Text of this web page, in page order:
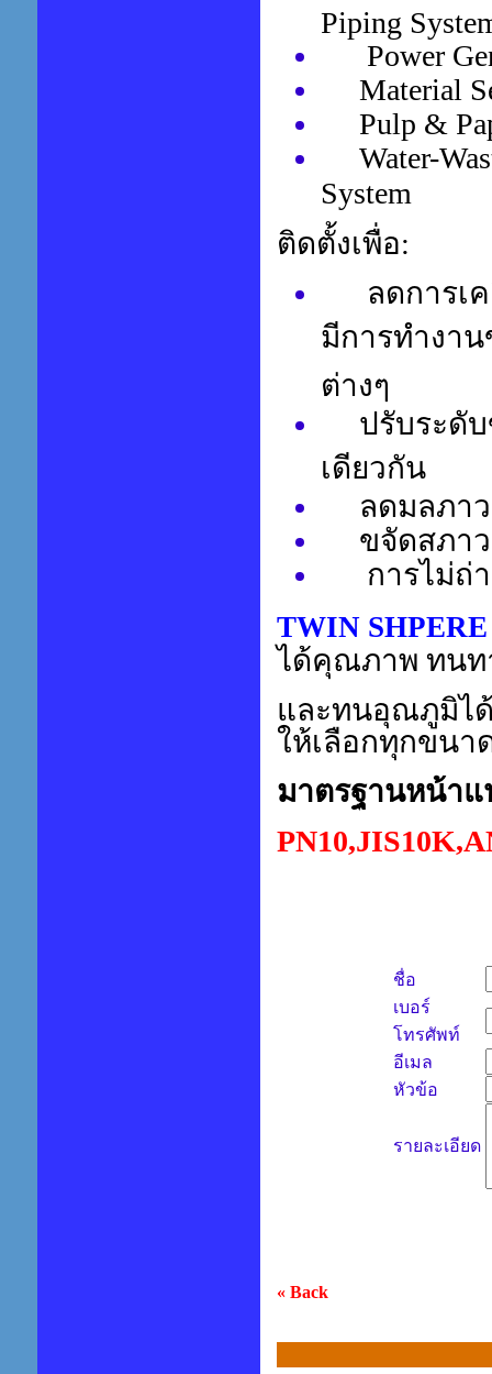
Piping
Power
Material
Pulp &
Water-
System
ติดตั้งเพื่อ:
ลดการเค
มีการทำงา
ต่างๆ
ปรับระดับ
เดียวกัน
ลดมลภาวะ
ขจัดสภาว
การไม่ถ่า
TWIN SHPERE
ได้คุณภาพ ทนท
และทนอุณภูมิได้
ให้เลือกทุกขนา
มาตรฐานหน้า
PN10,JIS10
ชื่อ
เบอร์
โทรศัพท์
อีเมล
หัวข้อ
รายละเอียด
« Back